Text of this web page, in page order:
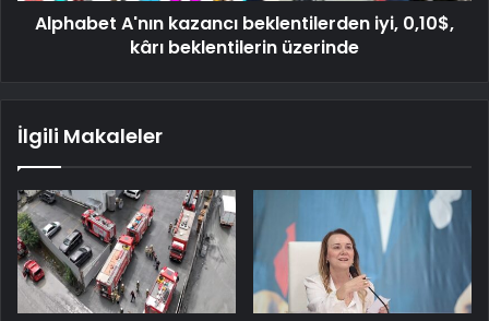
Alphabet A'nın kazancı beklentilerden iyi, 0,10$,
kârı beklentilerin üzerinde
İlgili Makaleler